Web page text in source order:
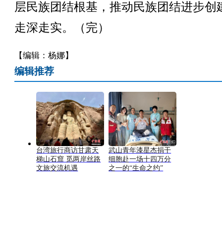
层民族团结根基，推动民族团结进步创
走深走实。（完）
【编辑：杨娜】
编辑推荐
台湾旅行商访甘肃天
梯山石窟 觅两岸丝路
文旅交流机遇
武山青年漆星杰捐干
细胞赴一场十四万分
之一的“生命之约”